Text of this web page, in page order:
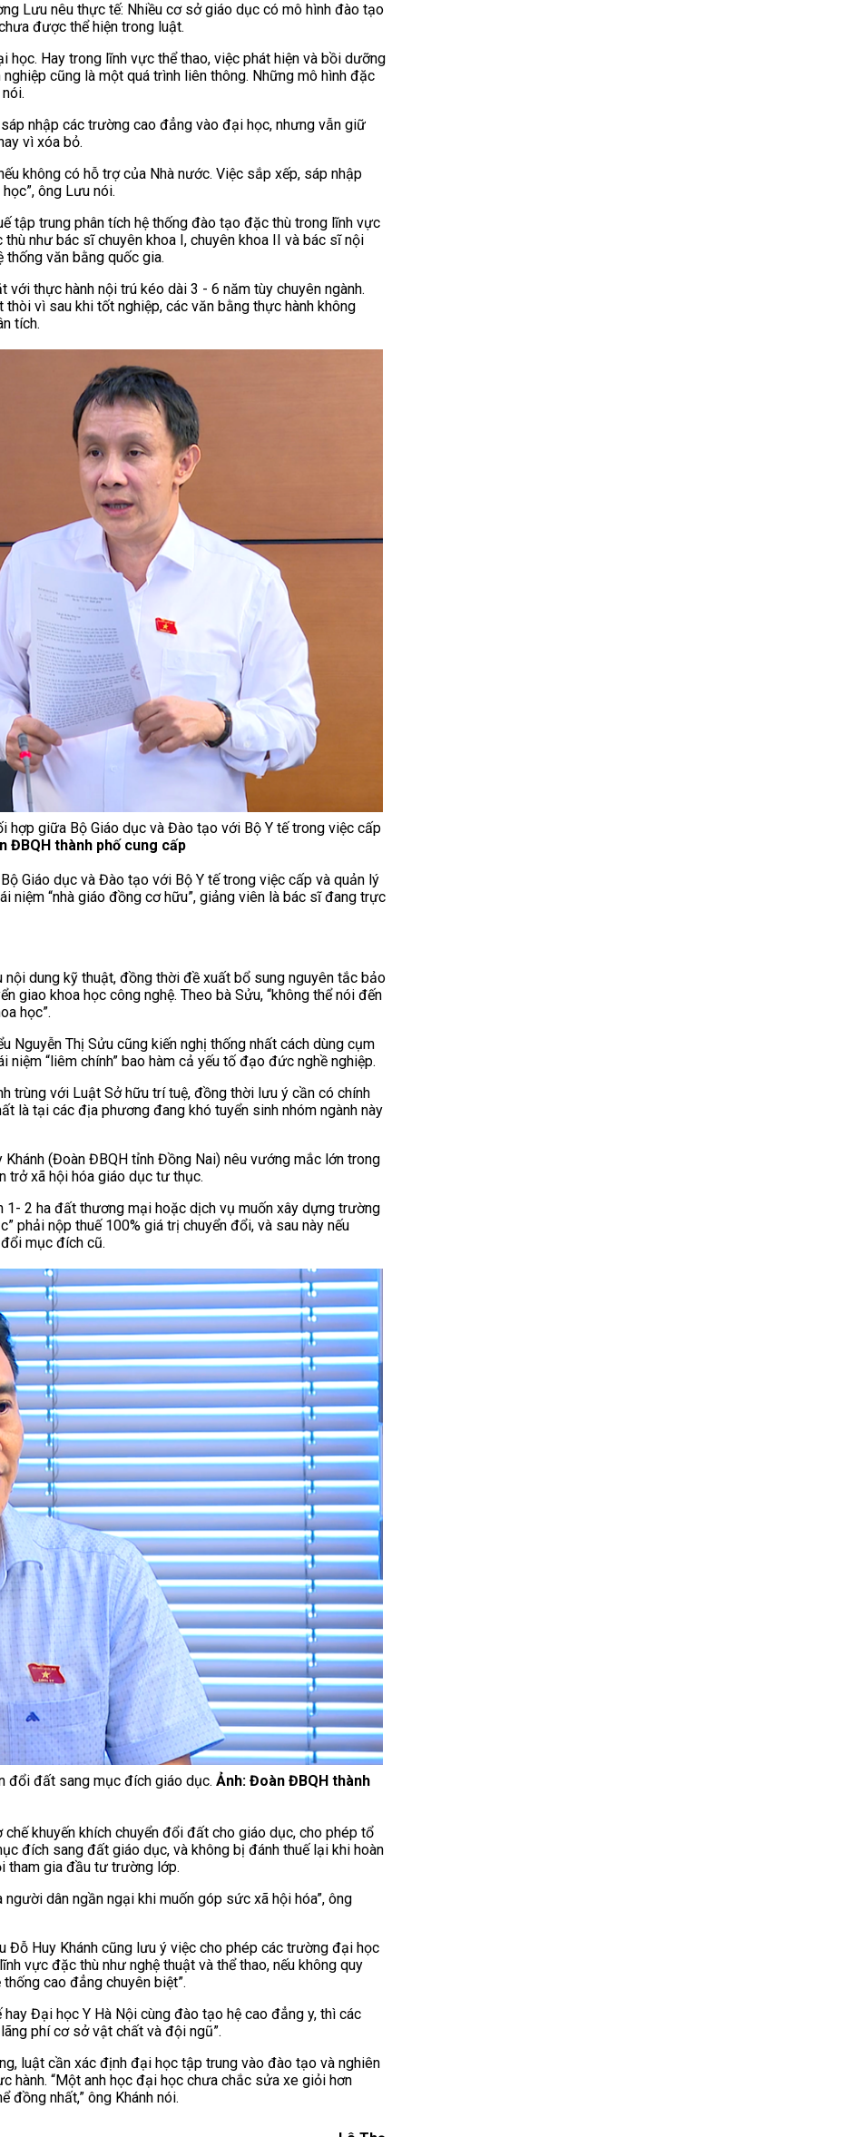
Lưu nêu thực tế: Nhiều cơ sở giáo dục có mô hình đào tạo
được thể hiện trong luật.
Hay trong lĩnh vực thể thao, việc phát hiện và bồi dưỡng
cũng là một quá trình liên thông. Những mô hình đặc
nhập các trường cao đẳng vào đại học, nhưng vẫn giữ
vì xóa bỏ.
không có hỗ trợ của Nhà nước. Việc sắp xếp, sáp nhập
ông Lưu nói.
tập trung phân tích hệ thống đào tạo đặc thù trong lĩnh vực
như bác sĩ chuyên khoa I, chuyên khoa II và bác sĩ nội
thống văn bằng quốc gia.
thực hành nội trú kéo dài 3 - 6 năm tùy chuyên ngành.
vì sau khi tốt nghiệp, các văn bằng thực hành không
tích.
giữa Bộ Giáo dục và Đào tạo với Bộ Y tế trong việc cấp
ĐBQH thành phố cung cấp
Giáo dục và Đào tạo với Bộ Y tế trong việc cấp và quản lý
niệm “nhà giáo đồng cơ hữu”, giảng viên là bác sĩ đang trực
nội dung kỹ thuật, đồng thời đề xuất bổ sung nguyên tắc bảo
giao khoa học công nghệ. Theo bà Sửu, “không thể nói đến
học”.
Thị Sửu cũng kiến nghị thống nhất cách dùng cụm
“liêm chính” bao hàm cả yếu tố đạo đức nghề nghiệp.
trùng với Luật Sở hữu trí tuệ, đồng thời lưu ý cần có chính
là tại các địa phương đang khó tuyển sinh nhóm ngành này
(Đoàn ĐBQH tỉnh Đồng Nai) nêu vướng mắc lớn trong
trở xã hội hóa giáo dục tư thục.
2 ha đất thương mại hoặc dịch vụ muốn xây dựng trường
phải nộp thuế 100% giá trị chuyển đổi, và sau này nếu
mục đích cũ.
đổi đất sang mục đích giáo dục. Ảnh: Đoàn ĐBQH thành
khuyến khích chuyển đổi đất cho giáo dục, cho phép tổ
đích sang đất giáo dục, và không bị đánh thuế lại khi hoàn
tham gia đầu tư trường lớp.
dân ngần ngại khi muốn góp sức xã hội hóa”, ông
Đỗ Huy Khánh cũng lưu ý việc cho phép các trường đại học
vực đặc thù như nghệ thuật và thể thao, nếu không quy
cao đẳng chuyên biệt”.
Đại học Y Hà Nội cùng đào tạo hệ cao đẳng y, thì các
phí cơ sở vật chất và đội ngũ”.
luật cần xác định đại học tập trung vào đào tạo và nghiên
hành. “Một anh học đại học chưa chắc sửa xe giỏi hơn
đồng nhất,” ông Khánh nói.